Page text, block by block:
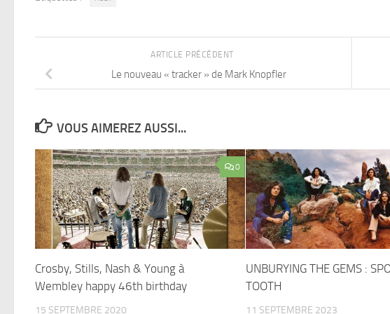
ARTICLE PRÉCÉDENT
Le nouveau « tracker » de Mark Knopfler
VOUS AIMEREZ AUSSI...
0
Crosby, Stills, Nash & Young à
Wembley happy 46th birthday
15 SEPTEMBRE 2020
UNBURYING THE GEMS :
TOOTH
11 SEPTEMBRE 2023